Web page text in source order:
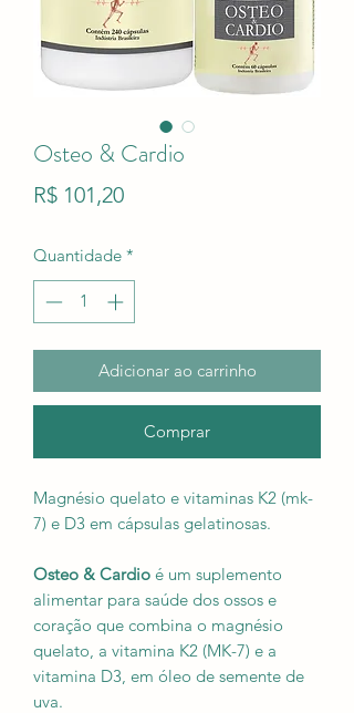
Osteo & Cardio
R$ 101,20Preço
Quantidade *
Adicionar ao carrinho
Comprar
Magnésio quelato e vitaminas K2 (mk-
7) e D3 em cápsulas gelatinosas.
Osteo & Cardio é um suplemento
alimentar para saúde dos ossos e
coração que combina o magnésio
quelato, a vitamina K2 (MK-7) e a
vitamina D3, em óleo de semente de
uva.